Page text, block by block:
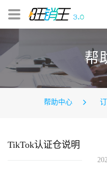
帮
帮助中心
TikTok认证仓说明